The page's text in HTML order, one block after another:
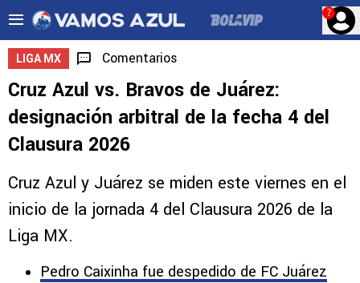
?
LIGA MX Comentarios
Cruz Azul vs. Bravos de Juárez:
designación arbitral de la fecha 4 del
Clausura 2026
Cruz Azul y Juárez se miden este viernes en el
inicio de la jornada 4 del Clausura 2026 de la
Liga MX.
Pedro Caixinha fue despedido de FC Juárez